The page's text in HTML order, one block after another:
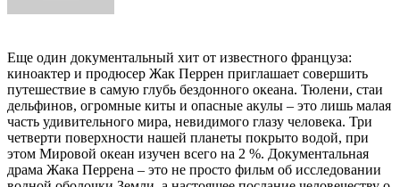
Еще один документальный хит от известного француза:
киноактер и продюсер Жак Перрен приглашает совершить
путешествие в самую глубь бездонного океана. Тюлени, стаи
дельфинов, огромные киты и опасные акулы – это лишь малая
часть удивительного мира, невидимого глазу человека. Три
четверти поверхности нашей планеты покрыто водой, при
этом Мировой океан изучен всего на 2 %. Документальная
драма Жака Перрена – это не просто фильм об исследовании